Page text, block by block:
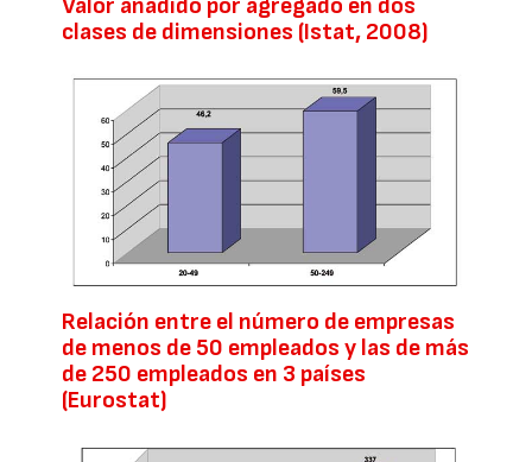
Valor añadido por agregado en dos
clases de dimensiones (Istat, 2008)
Relación entre el número de empresas
de menos de 50 empleados y las de más
de 250 empleados en 3 países
(Eurostat)